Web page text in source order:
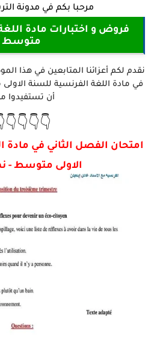
مرحبا بكم في مدونة
متوسط
نقدم لكم أعزائنا المتابعين في هذا
أن تستفيدوا
امتحان الفصل الثاني في مادة
الاولى متوسط -